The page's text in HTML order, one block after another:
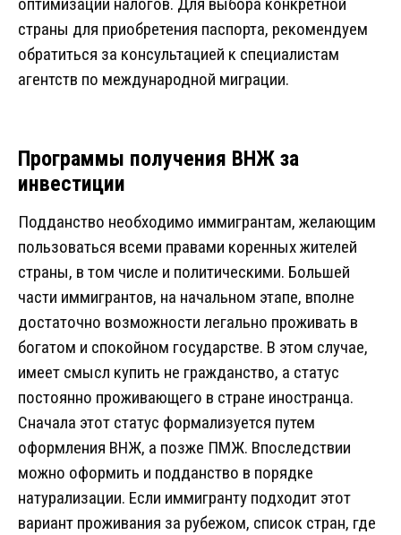
оптимизации налогов. Для выбора конкретной
страны для приобретения паспорта, рекомендуем
обратиться за консультацией к специалистам
агентств по международной миграции.
Программы получения ВНЖ за
инвестиции
Подданство необходимо иммигрантам, желающим
пользоваться всеми правами коренных жителей
страны, в том числе и политическими. Большей
части иммигрантов, на начальном этапе, вполне
достаточно возможности легально проживать в
богатом и спокойном государстве. В этом случае,
имеет смысл купить не гражданство, а статус
постоянно проживающего в стране иностранца.
Сначала этот статус формализуется путем
оформления ВНЖ, а позже ПМЖ. Впоследствии
можно оформить и подданство в порядке
натурализации. Если иммигранту подходит этот
вариант проживания за рубежом, список стран, где